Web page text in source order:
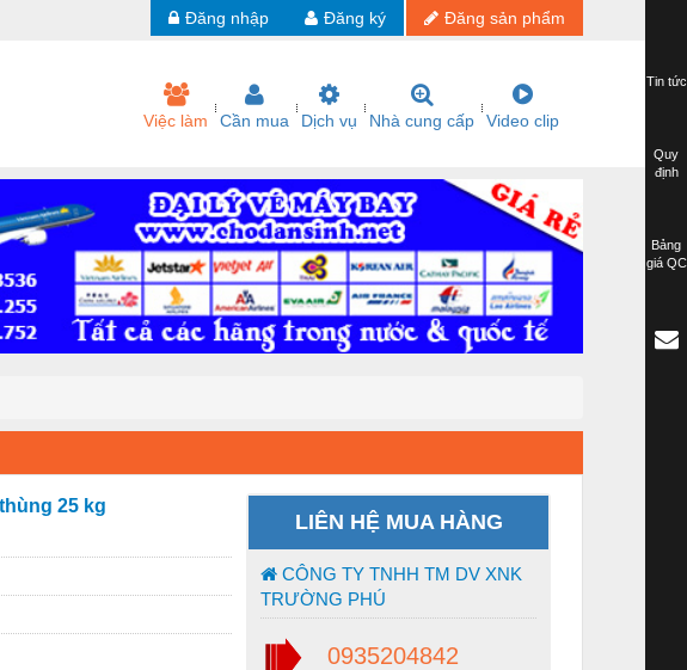
Đăng sản phẩm
Đăng ký
Đăng nhập
Việc làm Cần mua Dịch vụ Nhà cung cấp Video clip
25 kg
LIÊN HỆ MUA HÀNG
CÔNG TY TNHH TM DV XNK
TRƯỜNG PHÚ
0935204842
Tin tức
Quy
định
Bảng
giá QC